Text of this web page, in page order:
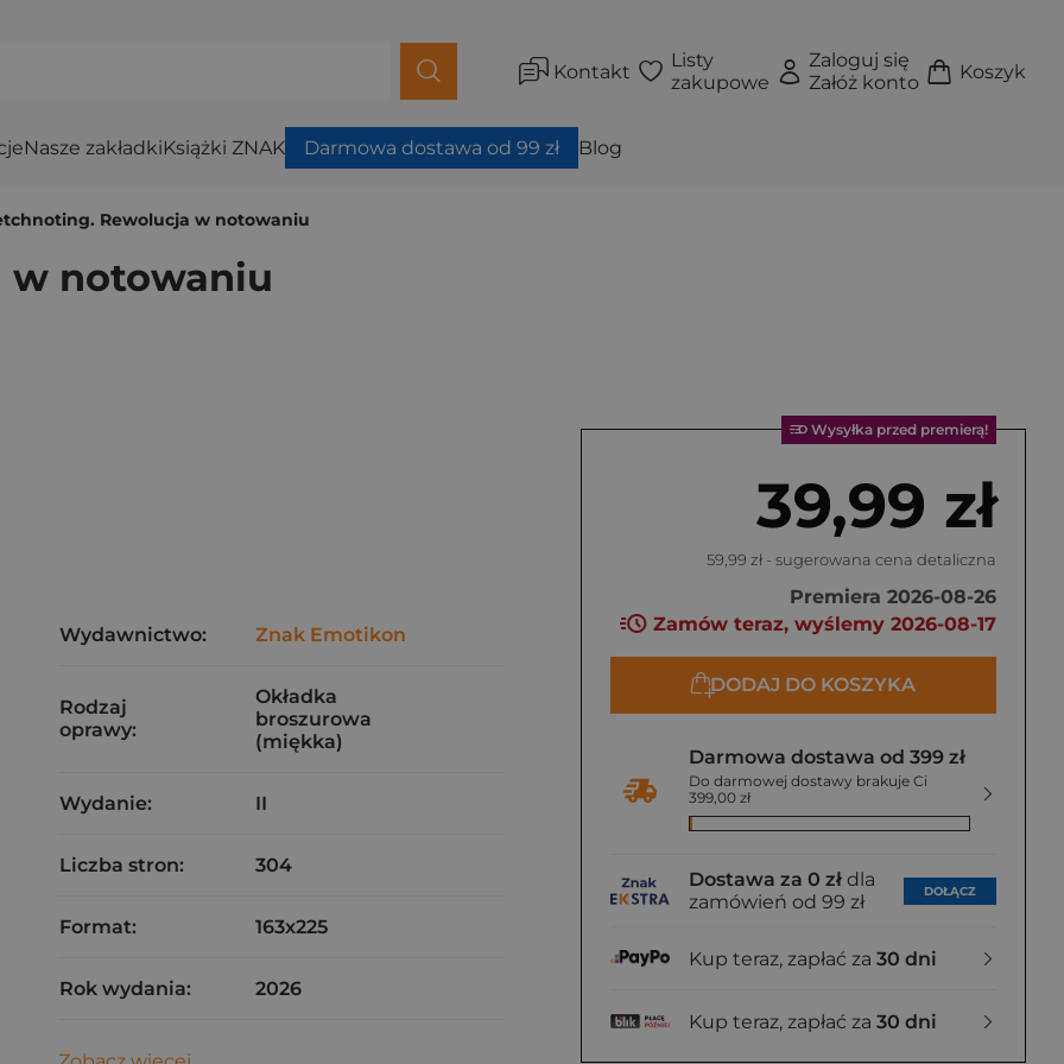
Kontakt
Listy
zakupowe
Zaloguj się
Załóż konto
Koszyk
Nasze zakładkiKsiążki ZNAK Darmowa dostawa od 99 zł Blog
Rewolucja w notowaniu
w notowaniu
Wysyłka przed premierą!
39,99 zł
59,99 zł - sugerowana cena detaliczna
Premiera 2026-08-26
Zamów teraz, wyślemy 2026-08-17
DODAJ DO KOSZYKA
Darmowa dostawa od 399 zł
Do darmowej dostawy brakuje Ci
399,00 zł
Dostawa za 0 zł dla
zamówień od 99 zł
DOŁĄCZ
Kup teraz, zapłać za 30 dni
Kup teraz, zapłać za 30 dni
Wydawnictwo: Znak Emotikon
Rodzaj
oprawy:
Okładka
broszurowa
(miękka)
Wydanie: II
Liczba stron: 304
Format: 163x225
Rok wydania: 2026